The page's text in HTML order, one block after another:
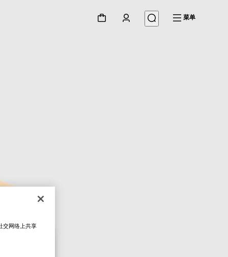
菜单
交网络上共享